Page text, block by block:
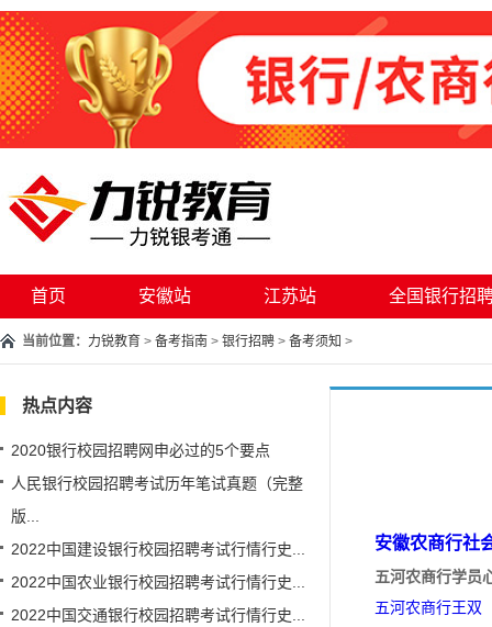
首页 安徽站 江苏站 全国银行招
当前位置： 力锐教育 > 备考指南 > 银行招聘 > 备考须知 >
热点内容
2020银行校园招聘网申必过的5个要点
人民银行校园招聘考试历年笔试真题（完整
版...
2022中国建设银行校园招聘考试行情行史...
2022中国农业银行校园招聘考试行情行史...
2022中国交通银行校园招聘考试行情行史...
安徽农商行社
五河农商行学员
五河农商行王双